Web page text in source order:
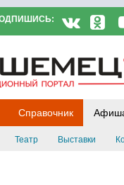
Справочник
Театр Выставки